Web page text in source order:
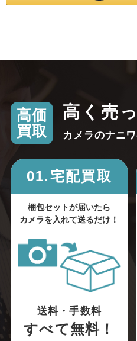
高価
買取
高く売
カメラのナニ
01.宅配買取
梱包セットが届いたら
カメラを入れて送るだけ！
送料・手数料
すべて無料！